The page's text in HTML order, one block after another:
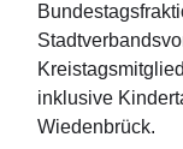
inklusive
Wiedenbrück.